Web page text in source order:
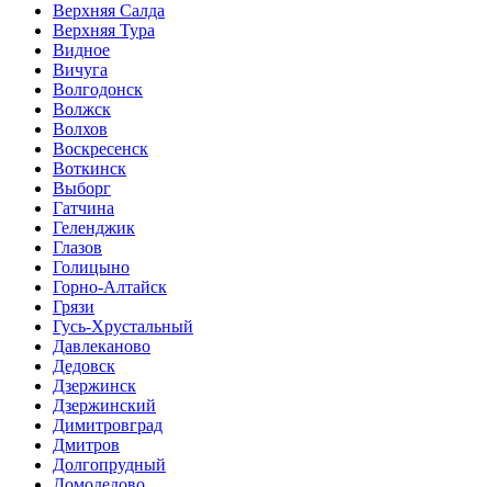
Верхняя Салда
Верхняя Тура
Видное
Вичуга
Волгодонск
Волжск
Волхов
Воскресенск
Воткинск
Выборг
Гатчина
Геленджик
Глазов
Голицыно
Горно-Алтайск
Грязи
Гусь-Хрустальный
Давлеканово
Дедовск
Дзержинск
Дзержинский
Димитровград
Дмитров
Долгопрудный